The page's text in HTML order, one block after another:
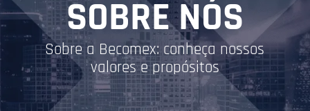
SOBRE NÓS
Sobre a Becomex: conheça nossos
valores e propósitos